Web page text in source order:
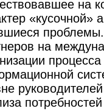
на
«кусочной»
проблемы.
на